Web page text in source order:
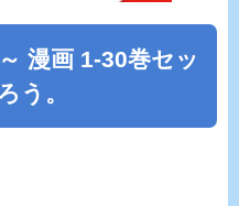
漫画 1-30巻セッ
う。